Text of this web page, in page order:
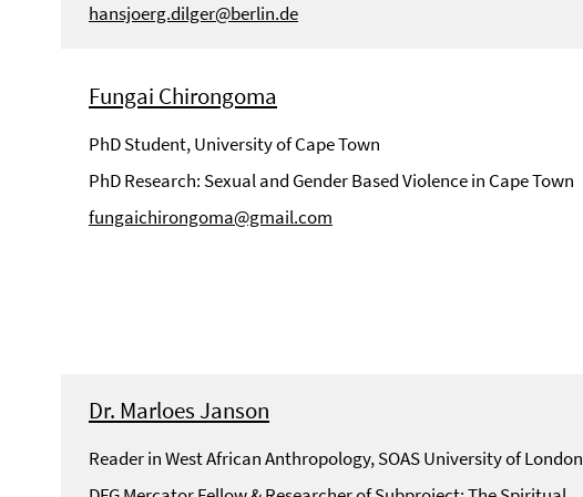
hansjoerg.dilger@berlin.de
Fungai Chirongoma
PhD Student, University of Cape Town
PhD Research: Sexual and Gender Based Violence in Cape Town
fungaichirongoma@gmail.com
Dr. Marloes Janson
Reader in West African Anthropology, SOAS University of London